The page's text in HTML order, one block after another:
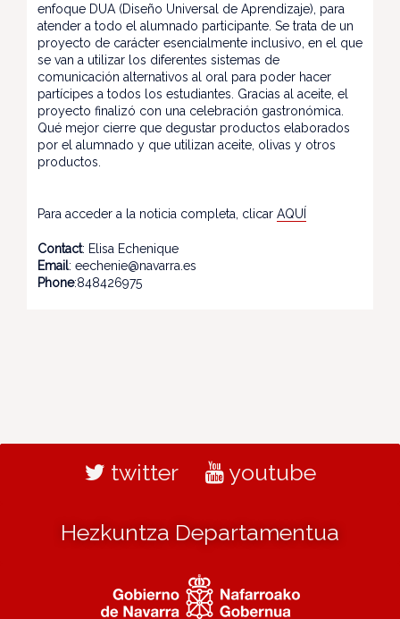
enfoque DUA (Diseño Universal de Aprendizaje), para
atender a todo el alumnado participante. Se trata de un
proyecto de carácter esencialmente inclusivo, en el que
se van a utilizar los diferentes sistemas de
comunicación alternativos al oral para poder hacer
partícipes a todos los estudiantes. Gracias al aceite, el
proyecto finalizó con una celebración gastronómica.
Qué mejor cierre que degustar productos elaborados
por el alumnado y que utilizan aceite, olivas y otros
productos.
Para acceder a la noticia completa, clicar AQUÍ
Contact: Elisa Echenique
Email: eechenie@navarra.es
Phone:848426975
twitter youtube
Hezkuntza Departamentua